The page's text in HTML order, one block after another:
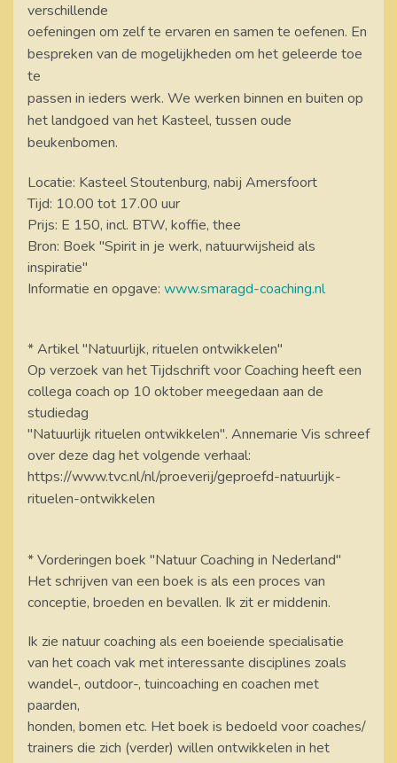
verschillende
oefeningen om zelf te ervaren en samen te oefenen. En
bespreken van de mogelijkheden om het geleerde toe
te
passen in ieders werk. We werken binnen en buiten op
het landgoed van het Kasteel, tussen oude
beukenbomen.
Locatie: Kasteel Stoutenburg, nabij Amersfoort
Tijd: 10.00 tot 17.00 uur
Prijs: E 150, incl. BTW, koffie, thee
Bron: Boek "Spirit in je werk, natuurwijsheid als
inspiratie"
Informatie en opgave: www.smaragd-coaching.nl
* Artikel "Natuurlijk, rituelen ontwikkelen"
Op verzoek van het Tijdschrift voor Coaching heeft een
collega coach op 10 oktober meegedaan aan de
studiedag
"Natuurlijk rituelen ontwikkelen". Annemarie Vis schreef
over deze dag het volgende verhaal:
https://www.tvc.nl/nl/proeverij/geproefd-natuurlijk-
rituelen-ontwikkelen
* Vorderingen boek "Natuur Coaching in Nederland"
Het schrijven van een boek is als een proces van
conceptie, broeden en bevallen. Ik zit er middenin.
Ik zie natuur coaching als een boeiende specialisatie
van het coach vak met interessante disciplines zoals
wandel-, outdoor-, tuincoaching en coachen met
paarden,
honden, bomen etc. Het boek is bedoeld voor coaches/
trainers die zich (verder) willen ontwikkelen in het